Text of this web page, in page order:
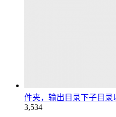
件夹，输出目录下子目
3,534